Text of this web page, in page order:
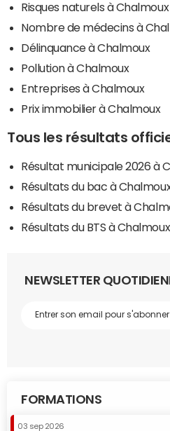
Risques naturels à Chalmoux
Nombre de médecins à
Délinquance à Chalmoux
Pollution à Chalmoux
Entreprises à Chalmoux
Prix immobilier à Chalmoux
Tous les résultats
Résultat municipale 2026 à
Résultats du bac à
Résultats du brevet à
Résultats du BTS à Chalmoux
NEWSLETTER
FORMATIONS
03 sep 2026